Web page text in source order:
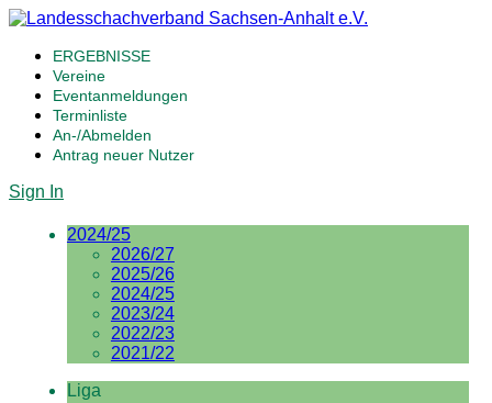
ERGEBNISSE
Vereine
Eventanmeldungen
Terminliste
An-/Abmelden
Antrag neuer Nutzer
Sign In
2024/25
2026/27
2025/26
2024/25
2023/24
2022/23
2021/22
Liga